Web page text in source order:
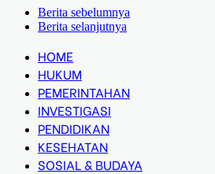
Berita sebelumnya
Berita selanjutnya
HOME
HUKUM
PEMERINTAHAN
INVESTIGASI
PENDIDIKAN
KESEHATAN
SOSIAL & BUDAYA